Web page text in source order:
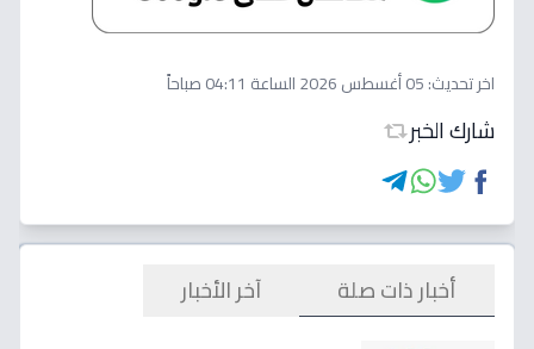
اخر تحديث:05 أغسطس 2026 الساعة 04:11 صباحاً
شارك الخبر
أخبار ذات صلة آخر الأخبار